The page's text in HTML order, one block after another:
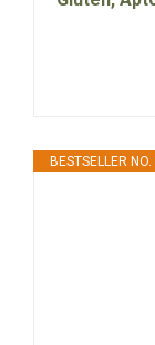
BESTSELLER NO.